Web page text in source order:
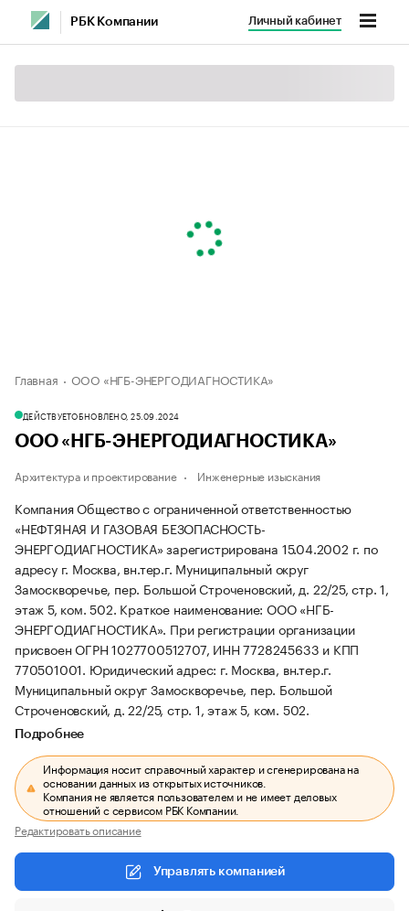
РБК Компании Личный кабинет
Главная ООО «НГБ-ЭНЕРГОДИАГНОСТИКА»
ДЕЙСТВУЕТОБНОВЛЕНО, 25.09.2024
ООО «НГБ-ЭНЕРГОДИАГНОСТИКА»
Архитектура и проектирование Инженерные изыскания
Компания Общество с ограниченной ответственностью
«НЕФТЯНАЯ И ГАЗОВАЯ БЕЗОПАСНОСТЬ-
ЭНЕРГОДИАГНОСТИКА» зарегистрирована 15.04.2002 г. по
адресу г. Москва, вн.тер.г. Муниципальный округ
Замоскворечье, пер. Большой Строченовский, д. 22/25, стр. 1,
этаж 5, ком. 502. Краткое наименование: ООО «НГБ-
ЭНЕРГОДИАГНОСТИКА». При регистрации организации
присвоен ОГРН 1027700512707, ИНН 7728245633 и КПП
770501001. Юридический адрес: г. Москва, вн.тер.г.
Муниципальный округ Замоскворечье, пер. Большой
Строченовский, д. 22/25, стр. 1, этаж 5, ком. 502.
Подробнее
Информация носит справочный характер и сгенерирована на
основании данных из открытых источников.
Компания не является пользователем и не имеет деловых
отношений с сервисом РБК Компании.
Редактировать описание
Управлять компанией